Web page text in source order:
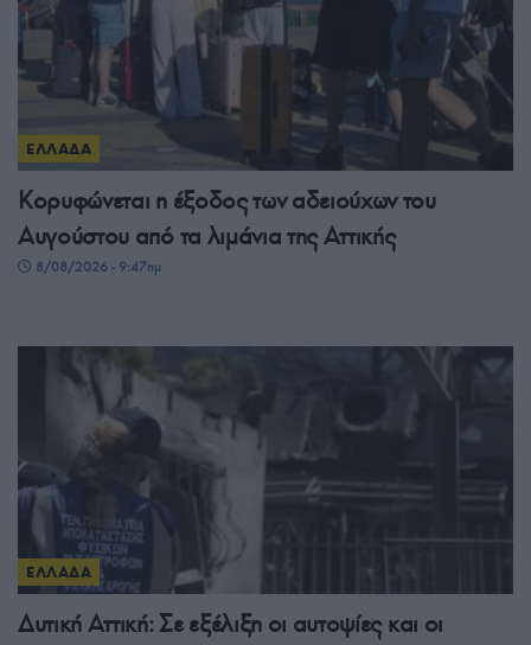
ΕΛΛΑΔΑ
Κορυφώνεται η έξοδος των αδειούχων του
Αυγούστου από τα λιμάνια της Αττικής
8/08/2026 - 9:47πμ
ΕΛΛΑΔΑ
Δυτική Αττική: Σε εξέλιξη οι αυτοψίες και οι